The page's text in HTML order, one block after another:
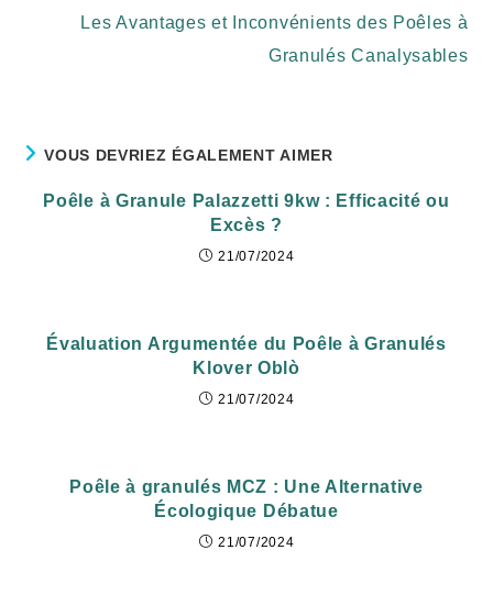
Les Avantages et Inconvénients des Poêles à
Granulés Canalysables
VOUS DEVRIEZ ÉGALEMENT AIMER
Poêle à Granule Palazzetti 9kw : Efficacité ou
Excès ?
21/07/2024
Évaluation Argumentée du Poêle à Granulés
Klover Oblò
21/07/2024
Poêle à granulés MCZ : Une Alternative
Écologique Débatue
21/07/2024